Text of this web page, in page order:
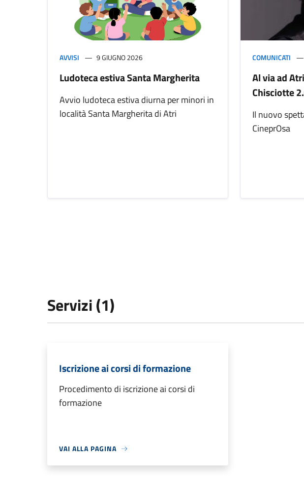
AVVISI 9 GIUGNO 2026
Ludoteca estiva Santa Margherita
Avvio ludoteca estiva diurna per minori in
località Santa Margherita di Atri
COMUNICATI
Al via ad
Chisciotte
Il nuovo
CineprOsa
Servizi (1)
Iscrizione ai corsi di formazione
Procedimento di iscrizione ai corsi di
formazione
VAI ALLA PAGINA